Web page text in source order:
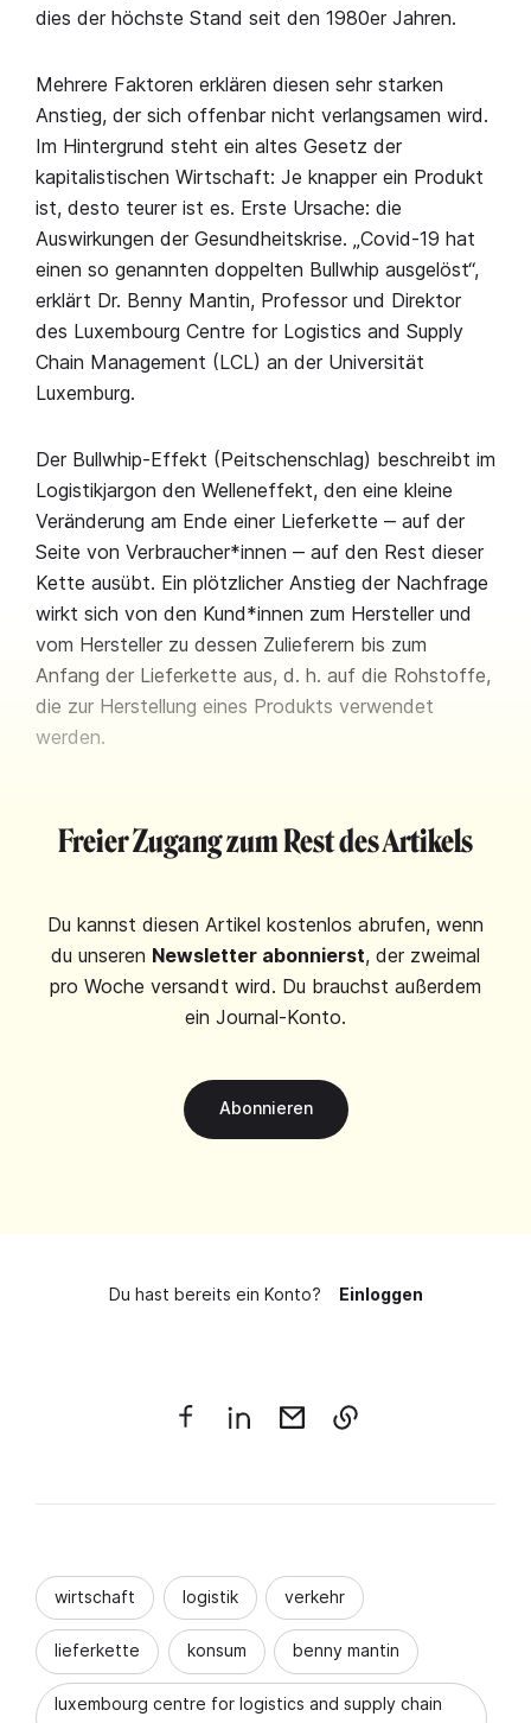
dies der höchste Stand seit den 1980er Jahren.
Mehrere Faktoren erklären diesen sehr starken
Anstieg, der sich offenbar nicht verlangsamen wird.
Im Hintergrund steht ein altes Gesetz der
kapitalistischen Wirtschaft: Je knapper ein Produkt
ist, desto teurer ist es. Erste Ursache: die
Auswirkungen der Gesundheitskrise. „Covid-19 hat
einen so genannten doppelten Bullwhip ausgelöst“,
erklärt Dr. Benny Mantin, Professor und Direktor
des Luxembourg Centre for Logistics and Supply
Chain Management (LCL) an der Universität
Luxemburg.
Der Bullwhip-Effekt (Peitschenschlag) beschreibt im
Logistikjargon den Welleneffekt, den eine kleine
Veränderung am Ende einer Lieferkette ‒ auf der
Seite von Verbraucher*innen ‒ auf den Rest dieser
Kette ausübt. Ein plötzlicher Anstieg der Nachfrage
wirkt sich von den Kund*innen zum Hersteller und
vom Hersteller zu dessen Zulieferern bis zum
Anfang der Lieferkette aus, d. h. auf die Rohstoffe,
die zur Herstellung eines Produkts verwendet
werden.
Freier Zugang zum Rest des Artikels
Du kannst diesen Artikel kostenlos abrufen, wenn
du unseren Newsletter abonnierst, der zweimal
pro Woche versandt wird. Du brauchst außerdem
ein Journal-Konto.
Abonnieren
Du hast bereits ein Konto? Einloggen
wirtschaft logistik verkehr
lieferkette konsum benny mantin
luxembourg centre for logistics and supply chain